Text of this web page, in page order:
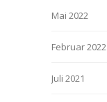
Mai 2022
Februar 2022
Juli 2021